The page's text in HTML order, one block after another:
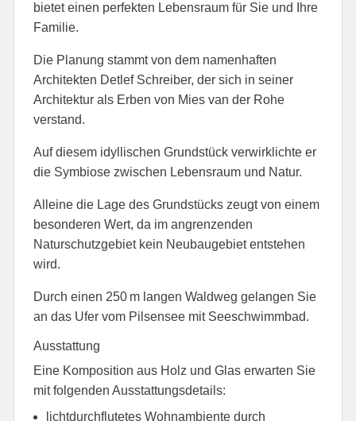
bietet einen perfekten Lebensraum für Sie und Ihre
Familie.
Die Planung stammt von dem namenhaften
Architekten Detlef Schreiber, der sich in seiner
Architektur als Erben von Mies van der Rohe
verstand.
Auf diesem idyllischen Grundstück verwirklichte er
die Symbiose zwischen Lebensraum und Natur.
Alleine die Lage des Grundstücks zeugt von einem
besonderen Wert, da im angrenzenden
Naturschutzgebiet kein Neubaugebiet entstehen
wird.
Durch einen 250 m langen Waldweg gelangen Sie
an das Ufer vom Pilsensee mit Seeschwimmbad.
Ausstattung
Eine Komposition aus Holz und Glas erwarten Sie
mit folgenden Ausstattungsdetails:
lichtdurchflutetes Wohnambiente durch